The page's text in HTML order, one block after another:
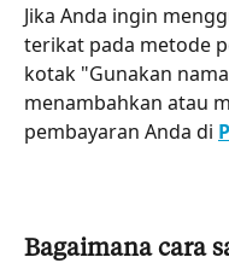
Jika Anda ingin
terikat pada metode
kotak "Gunakan
menambahkan atau
pembayaran Anda di
Bagaimana cara